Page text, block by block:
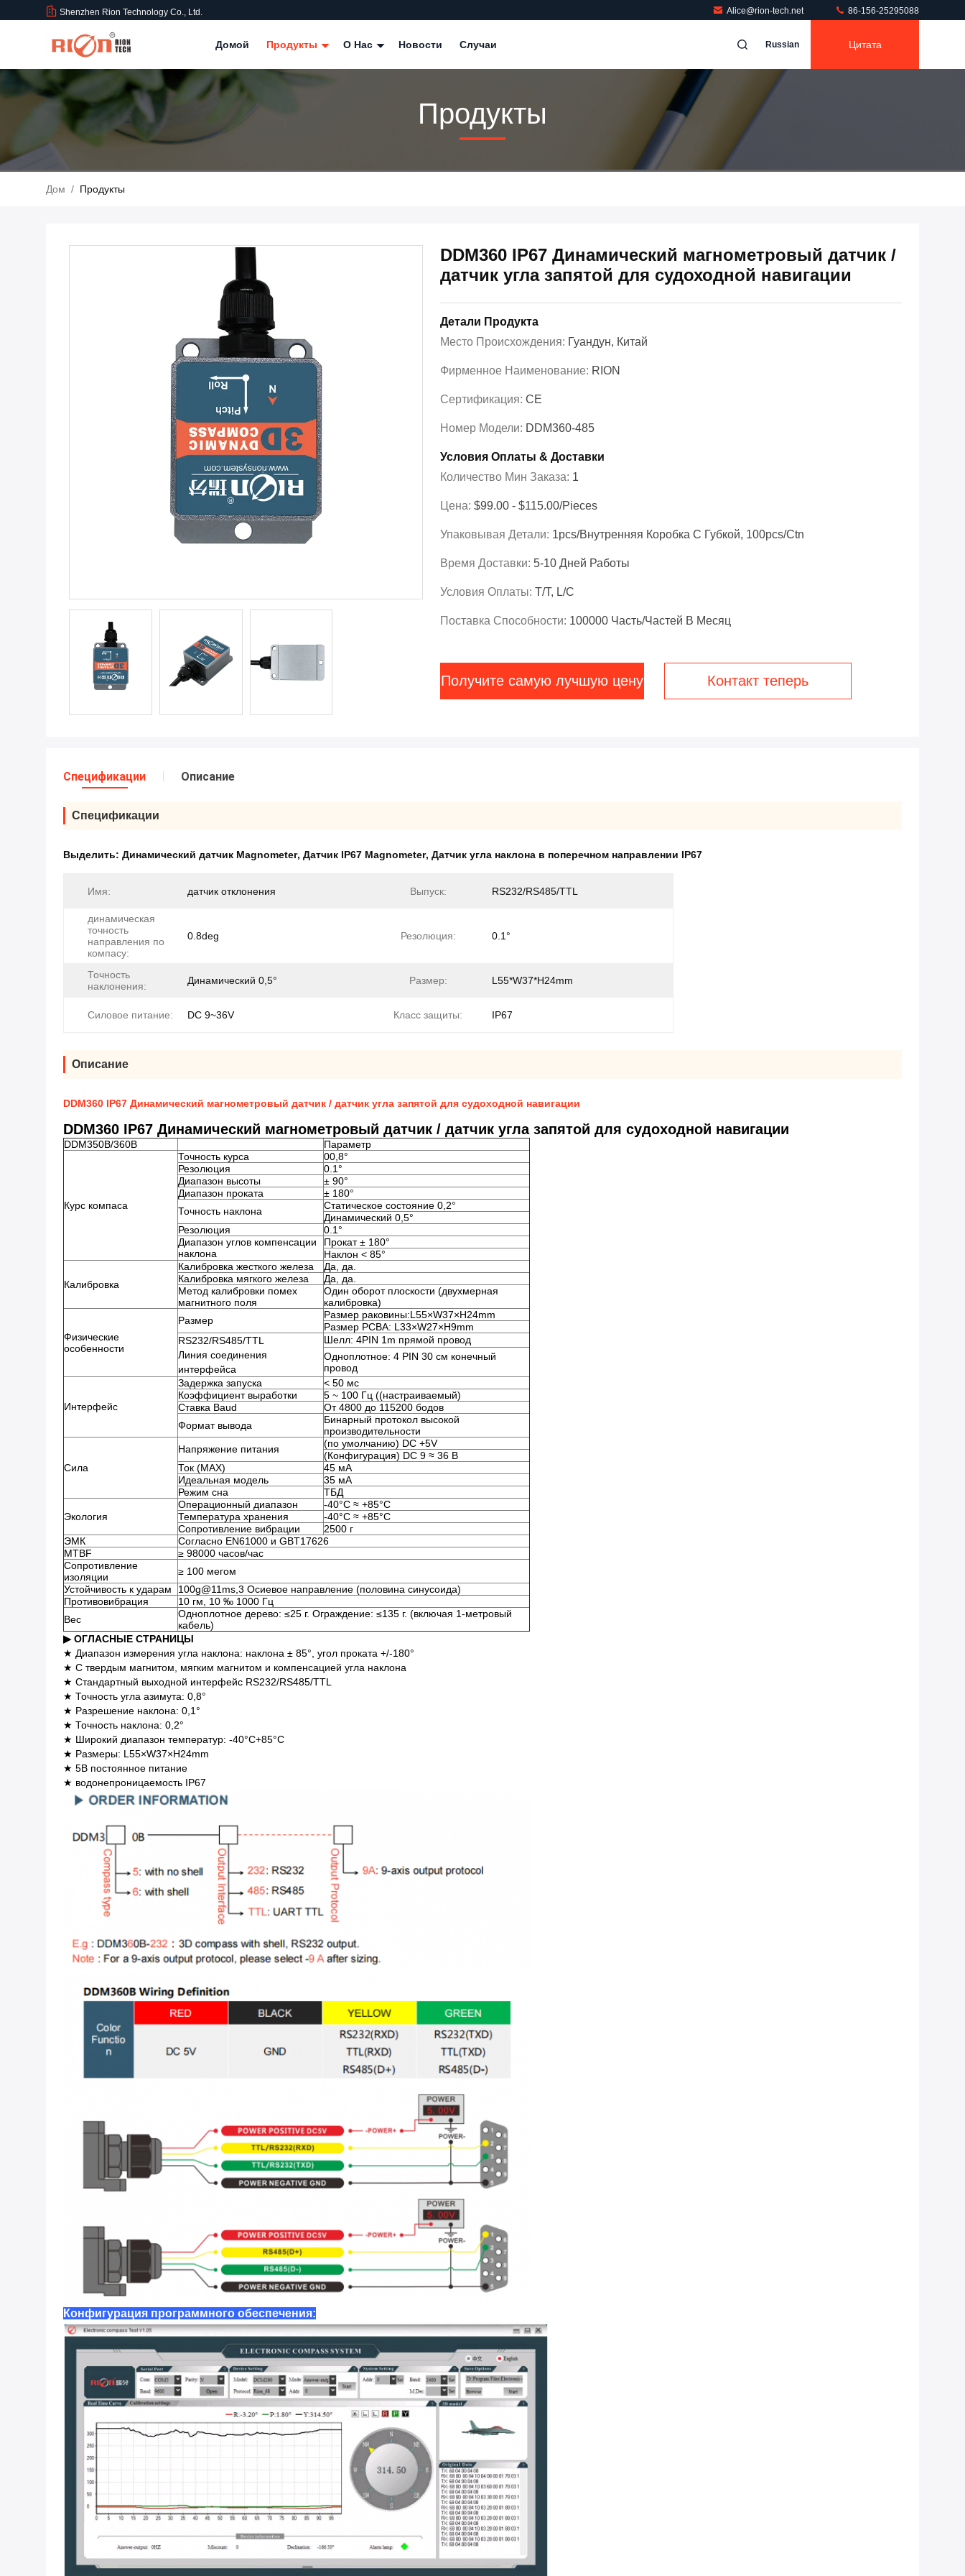
Shenzhen Rion Technology Co., Ltd. Alice@rion-tech.net 86-156-25295088
Домой Продукты О Нас Новости Случаи Russian Цитата
Продукты
Дом / Продукты
DDM360 IP67 Динамический магнометровый датчик /
датчик угла запятой для судоходной навигации
Детали Продукта
Место Происхождения: Гуандун, Китай
Фирменное Наименование: RION
Сертификация: CE
Номер Модели: DDM360-485
Условия Оплаты & Доставки
Количество Мин Заказа: 1
Цена: $99.00 - $115.00/Pieces
Упаковывая Детали: 1pcs/внутренняя Коробка С Губкой, 100pcs/ctn
Время Доставки: 5-10 Дней Работы
Условия Оплаты: T/T, L/C
Поставка Способности: 100000 Часть/частей В Месяц
Получите самую лучшую цену Контакт теперь
Спецификации Описание
Спецификации
Выделить: Динамический датчик Magnometer, Датчик IP67 Magnometer, Датчик угла наклона в поперечном направлении IP67
Имя: датчик отклонения Выпуск: RS232/RS485/TTL
динамическая
точность
направления по
компасу:
0.8deg Резолюция: 0.1°
Точность
наклонения:
Динамический 0,5° Размер: L55*W37*H24mm
Силовое питание: DC 9~36V Класс защиты: IP67
Описание
DDM360 IP67 Динамический магнометровый датчик / датчик угла запятой для судоходной навигации
DDM360 IP67 Динамический магнометровый датчик / датчик угла запятой для судоходной навигации
DDM350B/360B Параметр
Курс компаса
Точность курса
00,8°
Резолюция
0.1°
Диапазон высоты
± 90°
Диапазон проката
± 180°
Точность наклона
Статическое состояние 0,2°
Динамический 0,5°
Резолюция
0.1°
Диапазон углов компенсации
наклона
Прокат ± 180°
Наклон < 85°
Калибровка
Калибровка жесткого железа
Да, да.
Калибровка мягкого железа
Да, да.
Метод калибровки помех
магнитного поля
Один оборот плоскости (двухмерная
калибровка)
Физические
особенности
Размер
Размер раковины:L55×W37×H24mm
Размер PCBA: L33×W27×H9mm
RS232/RS485/TTL
Линия соединения
интерфейса
Шелл: 4PIN 1m прямой провод
Одноплотное: 4 PIN 30 см конечный
провод
Интерфейс
Задержка запуска
< 50 мс
Коэффициент выработки
5 ~ 100 Гц ((настраиваемый)
Ставка Baud
От 4800 до 115200 бодов
Формат вывода
Бинарный протокол высокой
производительности
Сила
Напряжение питания
(по умолчанию) DC +5V
(Конфигурация) DC 9 ≈ 36 В
Ток (MAX)
45 мА
Идеальная модель
35 мА
Режим сна
ТБД
Экология
Операционный диапазон
-40°C ≈ +85°C
Температура хранения
-40°C ≈ +85°C
Сопротивление вибрации
2500 г
ЭМК
Согласно EN61000 и GBT17626
MTBF
≥ 98000 часов/час
Сопротивление
изоляции
≥ 100 мегом
Устойчивость к ударам
100g@11ms,3 Осиевое направление (половина синусоида)
Противовибрация
10 гм, 10 ‰ 1000 Гц
Вес
Одноплотное дерево: ≤25 г. Ограждение: ≤135 г. (включая 1-метровый
кабель)
▶ ОГЛАСНЫЕ СТРАНИЦЫ
★ Диапазон измерения угла наклона: наклона ± 85°, угол проката +/-180°
★ С твердым магнитом, мягким магнитом и компенсацией угла наклона
★ Стандартный выходной интерфейс RS232/RS485/TTL
★ Точность угла азимута: 0,8°
★ Разрешение наклона: 0,1°
★ Точность наклона: 0,2°
★ Широкий диапазон температур: -40°C+85°C
★ Размеры: L55×W37×H24mm
★ 5В постоянное питание
★ водонепроницаемость IP67
Конфигурация программного обеспечения: